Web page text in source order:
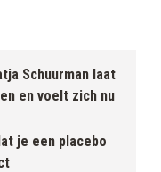
Schuurman laat
en voelt zich nu
je een placebo